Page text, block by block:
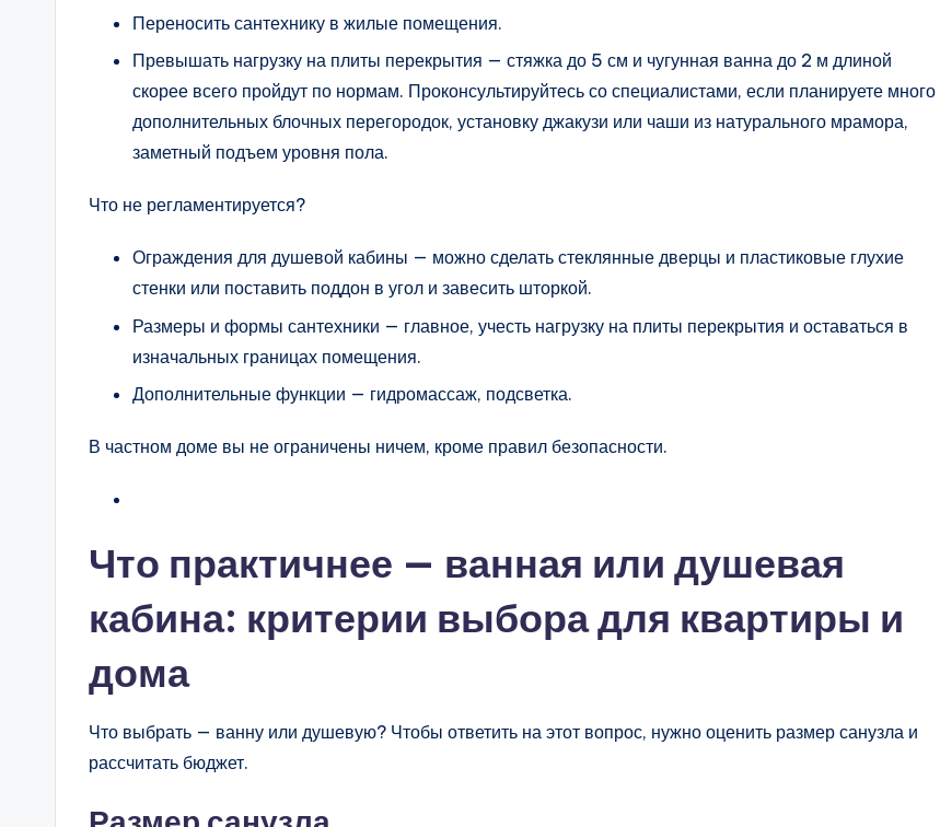
Переносить сантехнику в жилые помещения.
Превышать нагрузку на плиты перекрытия — стяжка до 5 см и чугунная ванна до 2 м длиной
скорее всего пройдут по нормам. Проконсультируйтесь со специалистами, если планируете много
дополнительных блочных перегородок, установку джакузи или чаши из натурального мрамора,
заметный подъем уровня пола.
Что не регламентируется?
Ограждения для душевой кабины — можно сделать стеклянные дверцы и пластиковые глухие
стенки или поставить поддон в угол и завесить шторкой.
Размеры и формы сантехники — главное, учесть нагрузку на плиты перекрытия и оставаться в
изначальных границах помещения.
Дополнительные функции — гидромассаж, подсветка.
В частном доме вы не ограничены ничем, кроме правил безопасности.
Что практичнее — ванная или душевая
кабина: критерии выбора для квартиры и
дома
Что выбрать — ванну или душевую? Чтобы ответить на этот вопрос, нужно оценить размер санузла и
рассчитать бюджет.